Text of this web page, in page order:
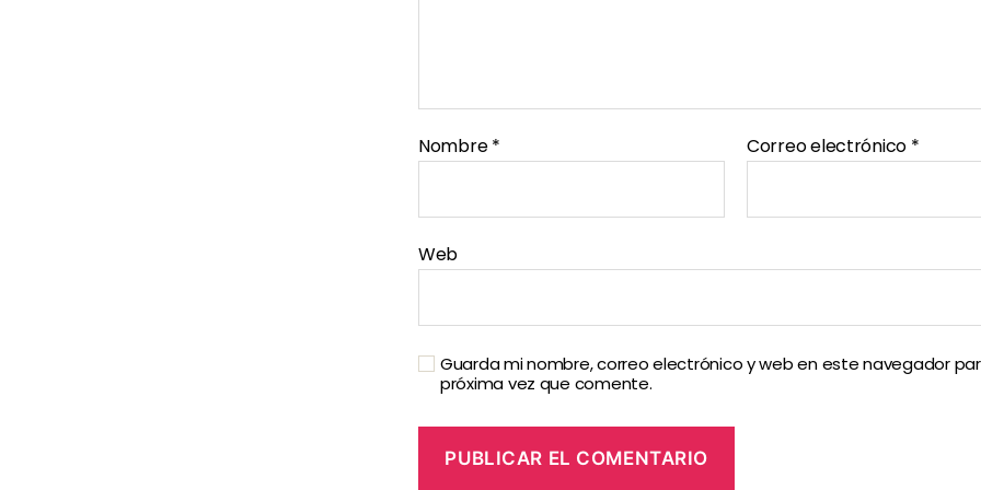
Nombre* Correo electrónico *
Web
Guarda mi nombre, correo electrónico y web en este navegador
próxima vez que comente.